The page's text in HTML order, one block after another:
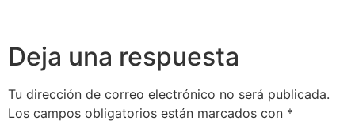
Deja una respuesta
Tu dirección de correo electrónico no será publicada.
Los campos obligatorios están marcados con *